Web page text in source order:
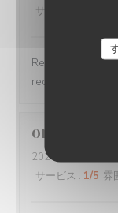
サービス
Restaurant très
recommande,
Olivier
2026-08-03
サービス : 1/5 雰